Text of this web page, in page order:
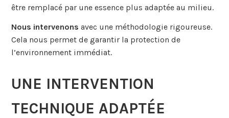
être remplacé par une essence plus adaptée au milieu.
Nous intervenons avec une méthodologie rigoureuse.
Cela nous permet de garantir la protection de
l’environnement immédiat.
UNE INTERVENTION
TECHNIQUE ADAPTÉE